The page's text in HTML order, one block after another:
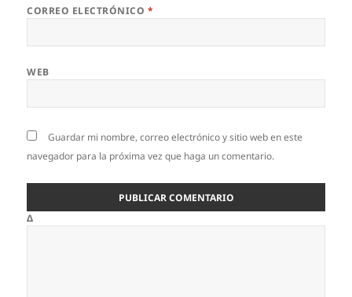
CORREO ELECTRÓNICO *
WEB
Guardar mi nombre, correo electrónico y sitio web en este
navegador para la próxima vez que haga un comentario.
Δ